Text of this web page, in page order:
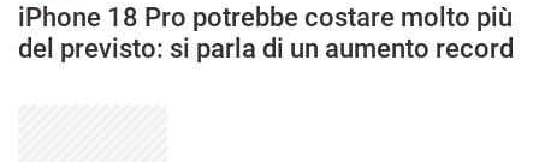
iPhone 18 Pro potrebbe costare molto più
del previsto: si parla di un aumento record